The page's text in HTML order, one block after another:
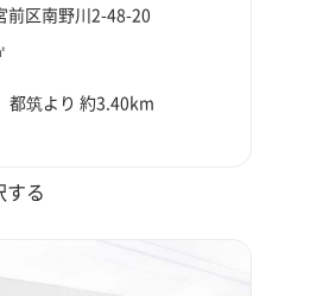
前区南野川2-48-20
筑より 約3.40km
する